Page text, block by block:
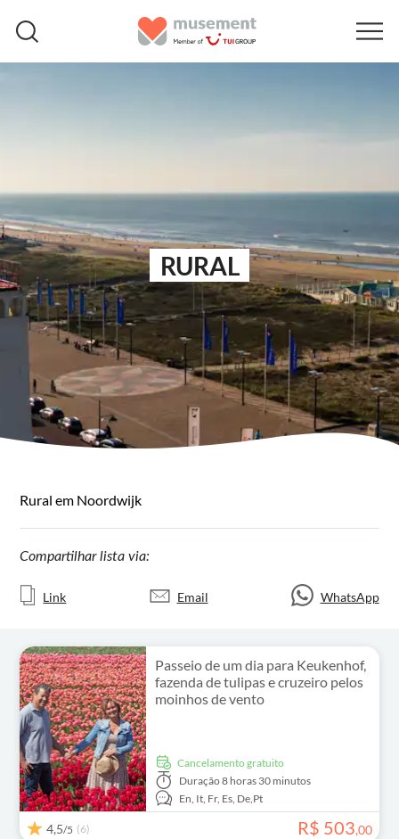
RURAL
Rural em Noordwijk
Compartilhar lista via:
Link Email WhatsApp
Passeio de um dia para Keukenhof,
fazenda de tulipas e cruzeiro pelos
moinhos de vento
Cancelamento gratuito
Duração8 horas 30 minutos
En, It, Fr, Es, De,Pt
4,5/5 (6) R$ 503,00